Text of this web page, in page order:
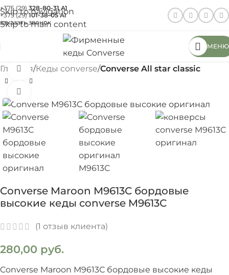
Skip to navigation
Skip to main content
+375 (29) 328-80-31A1
+375 (29)101-38-05A1
заказать звонок
МЕНЮ
Главная Кеды converse Converse All star classic
Смотреть видео
Converse Maroon М9613С бордовые
высокие кеды converse M9613С
(1 отзыв клиента)
280,00 руб.
Converse Maroon М9613С бордовые высокие кеды